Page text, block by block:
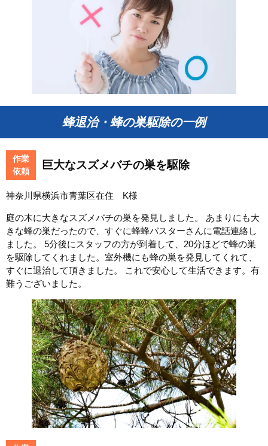
蜂退治・蜂の巣駆除の一例
作業
依頼
巨大なスズメバチの巣を駆除
神奈川県横浜市青葉区在住 K様
庭の木に大きなスズメバチの巣を発見しました。 あまりにも大
きな蜂の巣だったので、すぐに蜂蜂バスターさんに電話連絡し
ました。 5分後にスタッフの方が到着して、20分ほどで蜂の巣
を駆除してくれました。室外機にも蜂の巣を発見してくれて、
すぐに退治して頂きました。 これで安心して生活できます。有
難うございました。